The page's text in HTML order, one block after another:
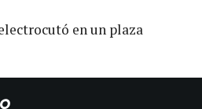
en un plaza